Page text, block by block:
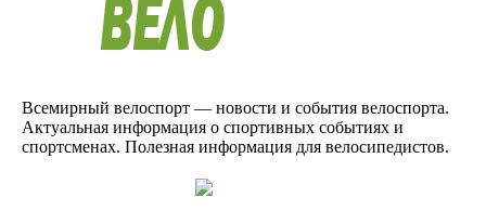
Всемирный велоспорт — новости и события велоспорта.
Актуальная информация о спортивных событиях и
спортсменах. Полезная информация для велосипедистов.